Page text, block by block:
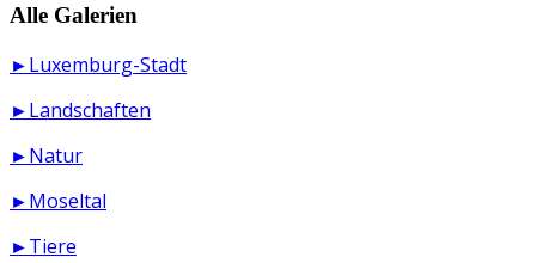
Alle Galerien
►Luxemburg-Stadt
►Landschaften
►Natur
►Moseltal
►Tiere